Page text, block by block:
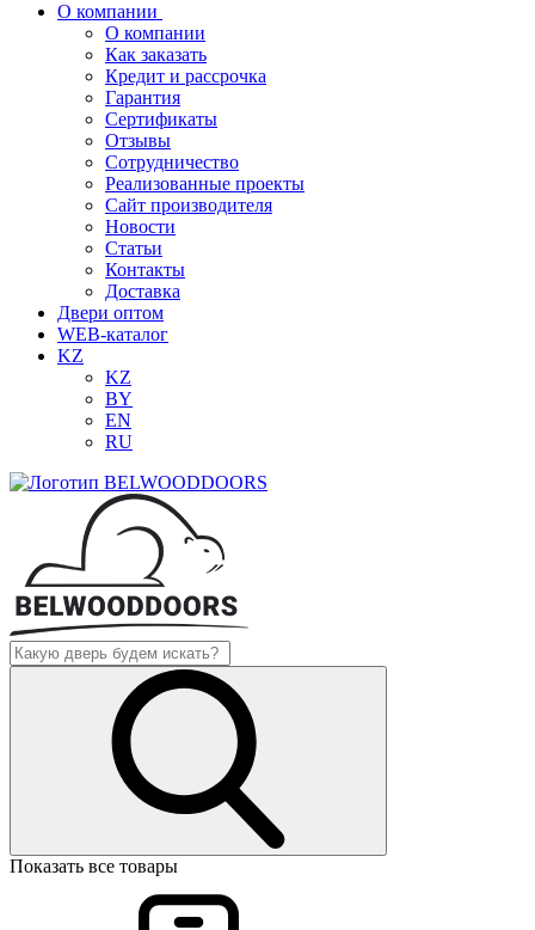
О компании
О компании
Как заказать
Кредит и рассрочка
Гарантия
Сертификаты
Отзывы
Сотрудничество
Реализованные проекты
Сайт производителя
Новости
Статьи
Контакты
Доставка
Двери оптом
WEB-каталог
KZ
KZ
BY
EN
RU
Показать все товары